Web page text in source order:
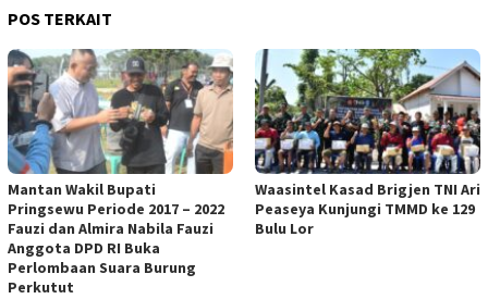
POS TERKAIT
Mantan Wakil Bupati
Pringsewu Periode 2017 – 2022
Fauzi dan Almira Nabila Fauzi
Anggota DPD RI Buka
Perlombaan Suara Burung
Perkutut
Waasintel Kasad Brigjen TNI Ari
Peaseya Kunjungi TMMD ke 129
Bulu Lor